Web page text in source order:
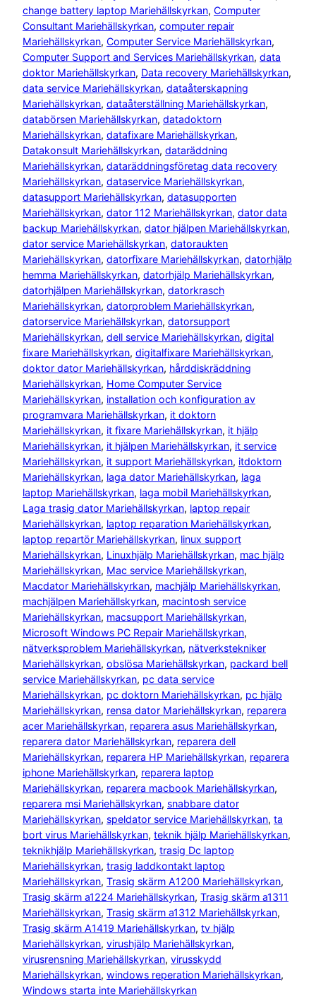
change battery laptop Mariehällskyrkan, Computer
Consultant Mariehällskyrkan, computer repair
Mariehällskyrkan, Computer Service Mariehällskyrkan
Computer Support and Services Mariehällskyrkan, data
doktor Mariehällskyrkan, Data recovery Mariehällskyrkan
data service Mariehällskyrkan, dataåterskapning
Mariehällskyrkan, dataåterställning Mariehällskyrkan
databörsen Mariehällskyrkan, datadoktorn
Mariehällskyrkan, datafixare Mariehällskyrkan
Datakonsult Mariehällskyrkan, dataräddning
Mariehällskyrkan, dataräddningsföretag data recovery
Mariehällskyrkan, dataservice Mariehällskyrkan
datasupport Mariehällskyrkan, datasupporten
Mariehällskyrkan, dator 112 Mariehällskyrkan, dator data
backup Mariehällskyrkan, dator hjälpen Mariehällskyrkan
dator service Mariehällskyrkan, datoraukten
Mariehällskyrkan, datorfixare Mariehällskyrkan, datorhjälp
hemma Mariehällskyrkan, datorhjälp Mariehällskyrkan
datorhjälpen Mariehällskyrkan, datorkrasch
Mariehällskyrkan, datorproblem Mariehällskyrkan
datorservice Mariehällskyrkan, datorsupport
Mariehällskyrkan, dell service Mariehällskyrkan, digital
fixare Mariehällskyrkan, digitalfixare Mariehällskyrkan
doktor dator Mariehällskyrkan, hårddiskräddning
Mariehällskyrkan, Home Computer Service
Mariehällskyrkan, installation och konfiguration av
programvara Mariehällskyrkan, it doktorn
Mariehällskyrkan, it fixare Mariehällskyrkan, it hjälp
Mariehällskyrkan, it hjälpen Mariehällskyrkan, it service
Mariehällskyrkan, it support Mariehällskyrkan, itdoktorn
Mariehällskyrkan, laga dator Mariehällskyrkan, laga
laptop Mariehällskyrkan, laga mobil Mariehällskyrkan
Laga trasig dator Mariehällskyrkan, laptop repair
Mariehällskyrkan, laptop reparation Mariehällskyrkan
laptop repartör Mariehällskyrkan, linux support
Mariehällskyrkan, Linuxhjälp Mariehällskyrkan, mac hjälp
Mariehällskyrkan, Mac service Mariehällskyrkan
Macdator Mariehällskyrkan, machjälp Mariehällskyrkan
machjälpen Mariehällskyrkan, macintosh service
Mariehällskyrkan, macsupport Mariehällskyrkan
Microsoft Windows PC Repair Mariehällskyrkan
nätverksproblem Mariehällskyrkan, nätverkstekniker
Mariehällskyrkan, obslösa Mariehällskyrkan, packard bell
service Mariehällskyrkan, pc data service
Mariehällskyrkan, pc doktorn Mariehällskyrkan, pc hjälp
Mariehällskyrkan, rensa dator Mariehällskyrkan, reparera
acer Mariehällskyrkan, reparera asus Mariehällskyrkan
reparera dator Mariehällskyrkan, reparera dell
Mariehällskyrkan, reparera HP Mariehällskyrkan, reparera
iphone Mariehällskyrkan, reparera laptop
Mariehällskyrkan, reparera macbook Mariehällskyrkan
reparera msi Mariehällskyrkan, snabbare dator
Mariehällskyrkan, speldator service Mariehällskyrkan, ta
bort virus Mariehällskyrkan, teknik hjälp Mariehällskyrkan
teknikhjälp Mariehällskyrkan, trasig Dc laptop
Mariehällskyrkan, trasig laddkontakt laptop
Mariehällskyrkan, Trasig skärm A1200 Mariehällskyrkan
Trasig skärm a1224 Mariehällskyrkan, Trasig skärm a1311
Mariehällskyrkan, Trasig skärm a1312 Mariehällskyrkan
Trasig skärm A1419 Mariehällskyrkan, tv hjälp
Mariehällskyrkan, virushjälp Mariehällskyrkan
virusrensning Mariehällskyrkan, virusskydd
Mariehällskyrkan, windows reperation Mariehällskyrkan
Windows starta inte Mariehällskyrkan